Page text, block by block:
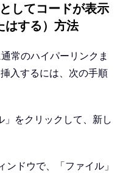
してコードが表示
はする）方法
常のハイパーリンクま
入するには、次の手順
」をクリックして、新し
ドウで、「ファイル」